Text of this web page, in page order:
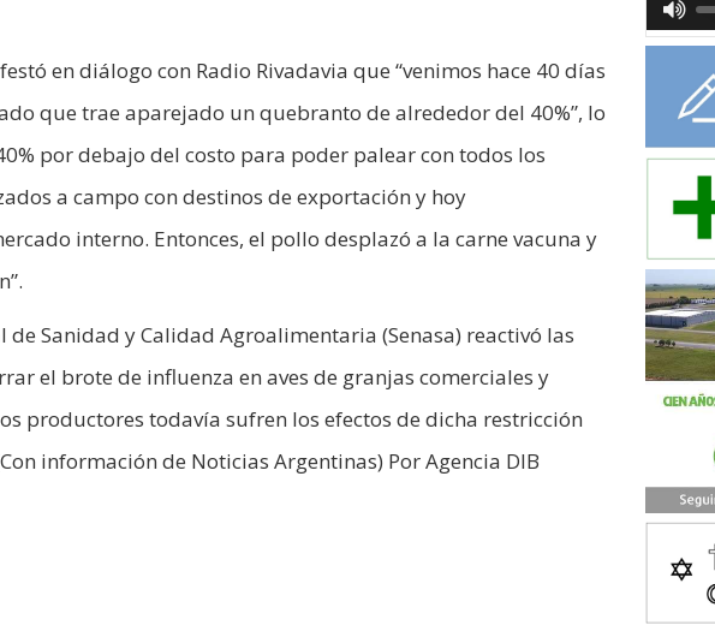
en diálogo con Radio Rivadavia que “venimos hace 40 días
que trae aparejado un quebranto de alrededor del 40%”, lo
por debajo del costo para poder palear con todos los
a campo con destinos de exportación y hoy
interno. Entonces, el pollo desplazó a la carne vacuna y
Sanidad y Calidad Agroalimentaria (Senasa) reactivó las
el brote de influenza en aves de granjas comerciales y
productores todavía sufren los efectos de dicha restricción
información de Noticias Argentinas) Por Agencia DIB